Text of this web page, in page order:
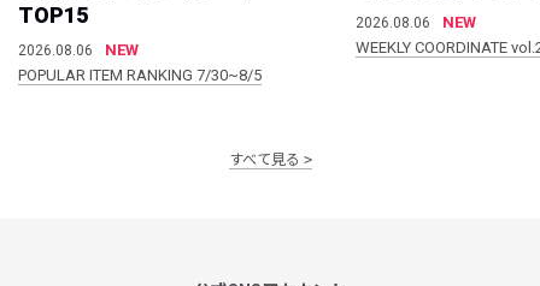
TOP15
2026.08.06
NEW
POPULAR ITEM RANKING 7/30~8/5
2026.08.06
NEW
WEEKLY COORDINATE
すべて見る